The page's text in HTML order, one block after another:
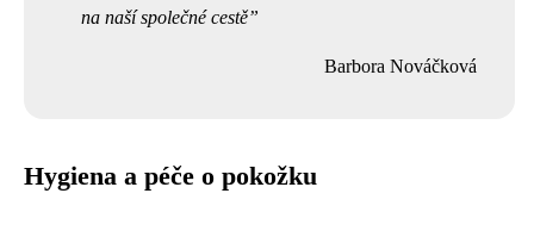
na naší společné cestě
Barbora Nováčková
Hygiena a péče o pokožku